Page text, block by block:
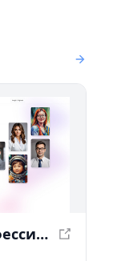
AI HeadShot - Профессиональный Генератор Портретов Бесплатно